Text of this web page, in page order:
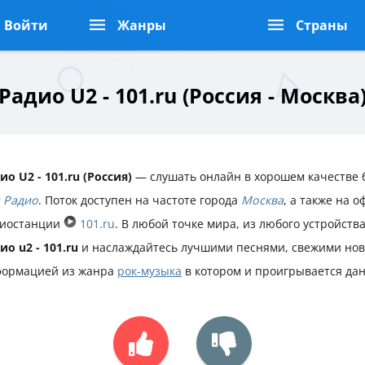
Войти Жанры Страны
Радио U2 - 101.ru (Россия -
U2 - 101.ru (Россия) — слушать онлайн в хорошем качестве
Радио. Поток доступен на частоте города Москва, а также на
101.ru. В любой точке мира, из любого
u2 - 101.ru и наслаждайтесь лучшими песнями, свежими
из жанра рок-музыка в котором и проигрывается